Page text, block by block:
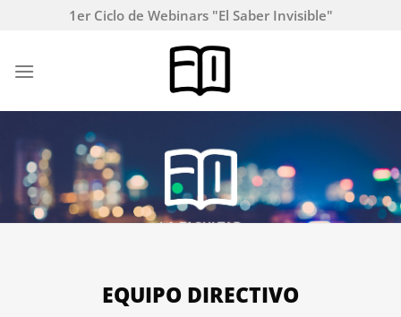
1er Ciclo de Webinars "El Saber Invisible"
EQUIPO DIRECTIVO